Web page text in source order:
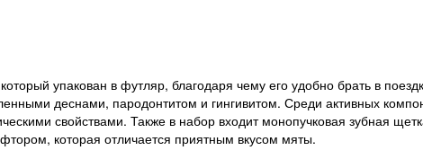
упакован в футляр, благодаря чему его удобно брать в
деснами, пародонтитом и гингивитом. Среди активных
свойствами. Также в набор входит монопучковая зубная
которая отличается приятным вкусом мяты.